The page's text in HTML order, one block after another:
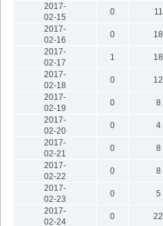
2017-
02-15
0 11
2017-
02-16
0 18
2017-
02-17
1 18
2017-
02-18
0 12
2017-
02-19
0 8
2017-
02-20
0 4
2017-
02-21
0 8
2017-
02-22
0 8
2017-
02-23
0 5
2017-
02-24
0 22